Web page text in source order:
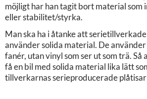
möjligt har han tagit bort material
eller stabilitet/styrka.
Man ska ha i åtanke att
använder solida material. De
fanér, utan vinyl som ser ut som trä. Så
få en bil med solida material lika lätt
tillverkarnas serieproducerade